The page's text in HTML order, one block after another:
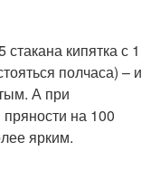
кипятка с 1
полчаса) – и
А при
на 100
ярким.